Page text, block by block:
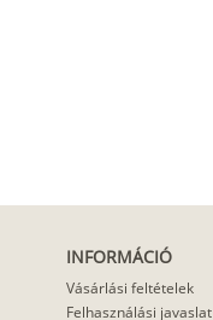
INFORMÁCIÓ
Vásárlási feltételek
Felhasználási javaslat